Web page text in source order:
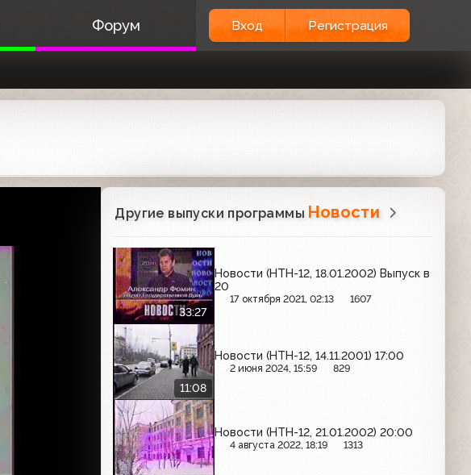
Форум Вход Регистрация
Другие выпуски программы Новости
33:27
Новости (НТН-12, 18.01.2002) Выпуск в
20
17 октября 2021, 02:13 1607
11:08
Новости (НТН-12, 14.11.2001) 17:00
2 июня 2024, 15:59 829
Новости (НТН-12, 21.01.2002) 20:00
4 августа 2022, 18:19 1313